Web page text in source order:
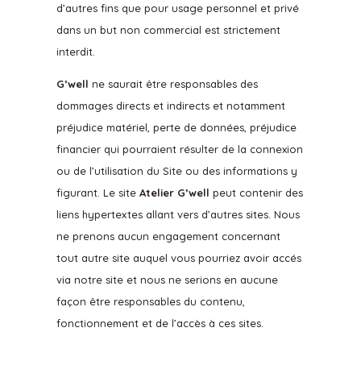
d’autres fins que pour usage personnel et privé
dans un but non commercial est strictement
interdit.
G’well ne saurait être responsables des
dommages directs et indirects et notamment
préjudice matériel, perte de données, préjudice
financier qui pourraient résulter de la connexion
ou de l’utilisation du Site ou des informations y
figurant. Le siteAtelier G’well peut contenir des
liens hypertextes allant vers d’autres sites. Nous
ne prenons aucun engagement concernant
tout autre site auquel vous pourriez avoir accés
via notre site et nous ne serions en aucune
façon être responsables du contenu,
fonctionnement et de l’accès à ces sites.